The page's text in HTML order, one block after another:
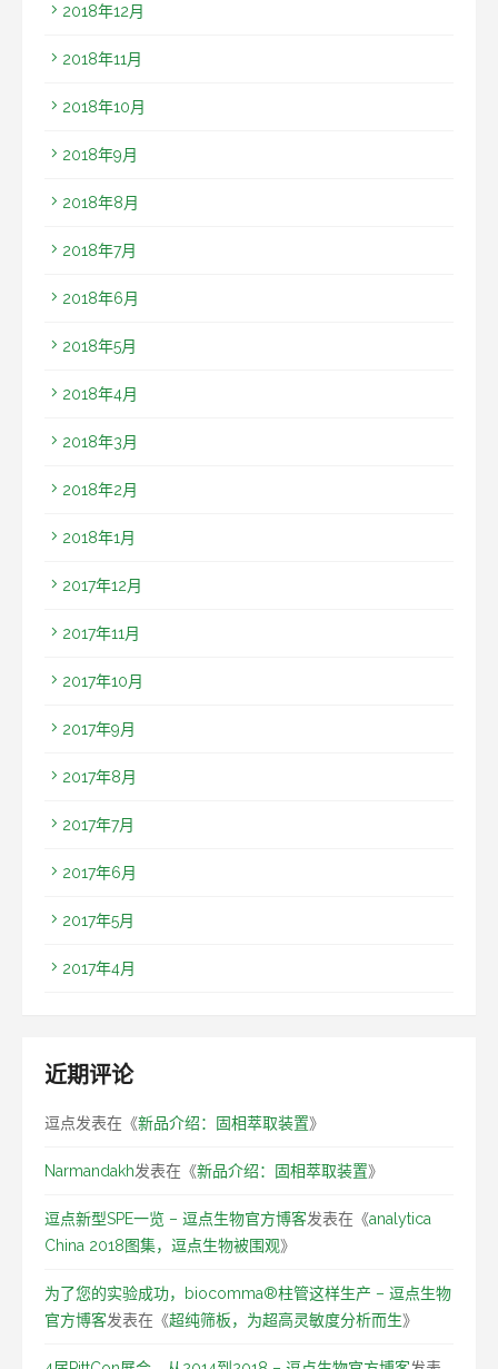
2018年12月
2018年11月
2018年10月
2018年9月
2018年8月
2018年7月
2018年6月
2018年5月
2018年4月
2018年3月
2018年2月
2018年1月
2017年12月
2017年11月
2017年10月
2017年9月
2017年8月
2017年7月
2017年6月
2017年5月
2017年4月
近期评论
逗点发表在《新品介绍：固相萃取装置》
Narmandakh发表在《新品介绍：固相萃取装置》
逗点新型SPE一览 – 逗点生物官方博客发表在《analytica
China 2018图集，逗点生物被围观》
为了您的实验成功，biocomma®柱管这样生产 – 逗点生物
官方博客发表在《超纯筛板，为超高灵敏度分析而生》